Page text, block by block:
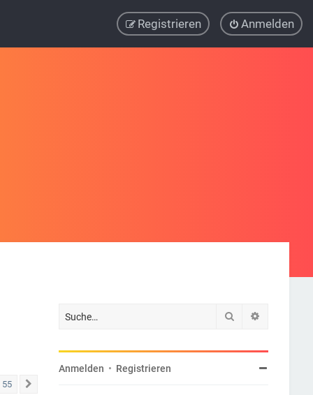
Anmelden
Registrieren
55
Suche
Anmelden • Registrieren